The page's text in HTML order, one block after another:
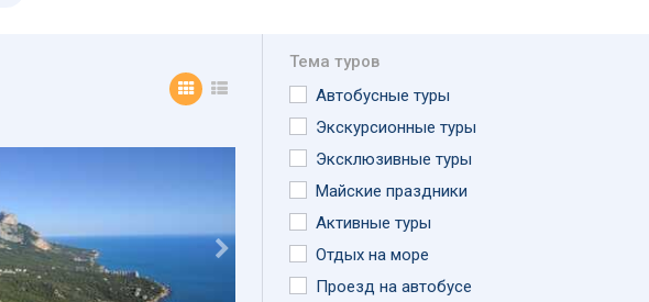
Тема туров
Автобусные туры
Экскурсионные туры
Эксклюзивные туры
Майские праздники
Активные туры
Отдых на море
Проезд на автобусе